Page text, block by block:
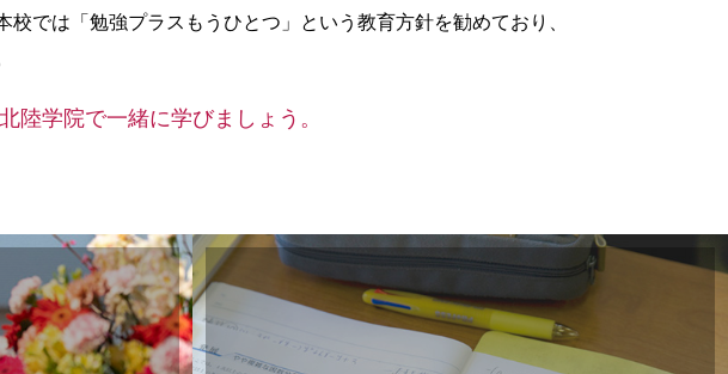
では「勉強プラスもうひとつ」という教育方針を勧めており、
陸学院で一緒に学びましょう。